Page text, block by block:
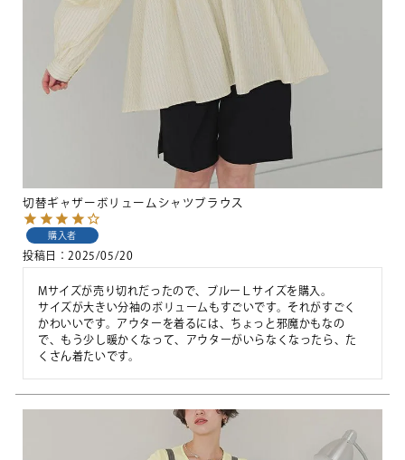
切替ギャザーボリュームシャツブラウス
購入者
投稿日 2025/05/20
Mサイズが売り切れだったので、ブルーＬサイズを購入。
サイズが大きい分袖のボリュームもすごいです。それがすごく
かわいいです。アウターを着るには、ちょっと邪魔かもなの
で、もう少し暖かくなって、アウターがいらなくなったら、た
くさん着たいです。